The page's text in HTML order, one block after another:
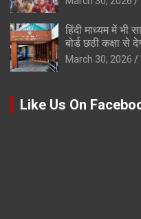
हिंदी माध्यम में भी
बोर्ड छठी कक्षा से
March 30, 2026
Like Us On